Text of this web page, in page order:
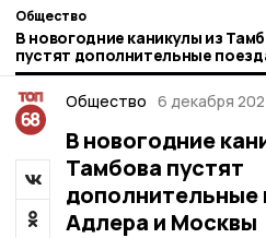
Общество
В новогодние каникулы из
пустят дополнительные
Адлера и Москвы
Общество 6 декабря
В новогодние
Тамбова пустят
дополнительные
Адлера и Москвы